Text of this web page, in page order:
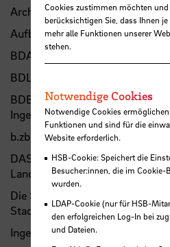
Architektenkammer der Freien
Aufbaugemeinschaft Bremen
BDA Bund Deutscher
BDLA Bund Deutscher
BDB Bund Deutscher
Ingenieure e.V.
b.zb Bremer Zentrum für
DASL Deutsche Akademie für
Landesplanung
Die Senatorin für Klimaschutz,
Stadtentwicklung und
Ingenieurkammer der Freien
Cookies zustimmen möchten
berücksichtigen Sie, dass Ihnen
mehr alle Funktionen unserer
stehen.
Notwendige Cookies
Notwendige Cookies
Funktionen und sind für die
Website erforderlich.
HSB-Cookie: Speichert die
Besucher:innen, die im Cookie-
wurden.
LDAP-Cookie (nur für HSB-
den erfolgreichen Log-In bei
und Dateien.